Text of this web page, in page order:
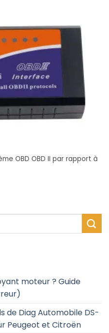
OBD OBD II par rapport à
moteur ? Guide
de Diag Automobile DS-
Peugeot et Citroën